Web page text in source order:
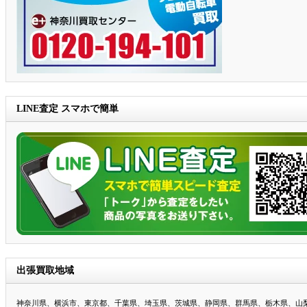
LINE査定 スマホで簡単
出張買取地域
神奈川県、横浜市、東京都、千葉県、埼玉県、茨城県、静岡県、群馬県、栃木県、山